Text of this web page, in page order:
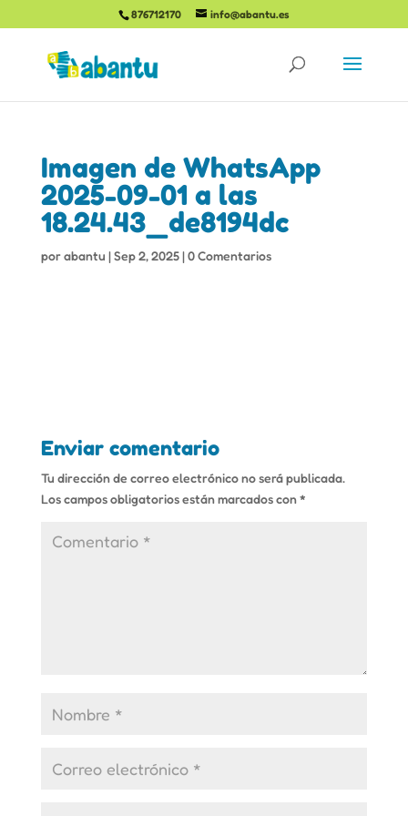
876712170 info@abantu.es
Imagen de WhatsApp
2025-09-01 a las
18.24.43_de8194dc
porabantu |Sep 2, 2025|0 Comentarios
Enviar comentario
Tu dirección de correo electrónico no será publicada.
Los campos obligatorios están marcados con*